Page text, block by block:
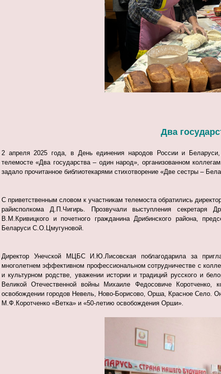
Два
2 апреля 2025 года, в День единения народов России и Беларуси,
телемосте «Два государства – один народ», организованном
задало прочитанное библиотекарями стихотворение «Две сестры –
С приветственным словом к участникам телемоста обратились
райисполкома Д.П.Чигирь. Прозвучали выступления секретаря
В.М.Кривицкого и почетного гражданина Дрибинского района,
Беларуси С.О.Цмугуновой.
Директор Унечской МЦБС И.Ю.Лисовская поблагодарила за
многолетнем эффективном профессиональном сотрудничестве с
и культурном родстве, уважении истории и традиций русского и
Великой Отечественной войны Михаиле Федосовиче Коротченко,
освобождении городов Невель, Ново-Борисово, Орша, Красное Село.
М.Ф.Коротченко «Ветка» и «50-летию освобождения Орши».